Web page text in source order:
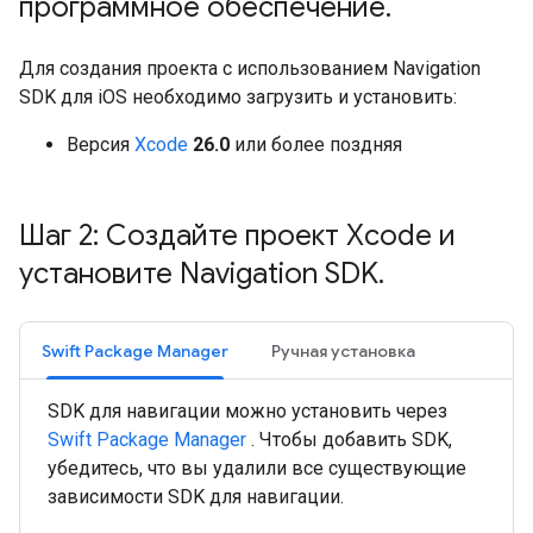
программное обеспечение.
Для создания проекта с использованием Navigation
SDK для iOS необходимо загрузить и установить:
Версия Xcode 26.0 или более поздняя
Шаг 2: Создайте проект Xcode и
установите Navigation SDK.
Swift Package Manager Ручная установка
SDK для навигации можно установить через
Swift Package Manager . Чтобы добавить SDK,
убедитесь, что вы удалили все существующие
зависимости SDK для навигации.